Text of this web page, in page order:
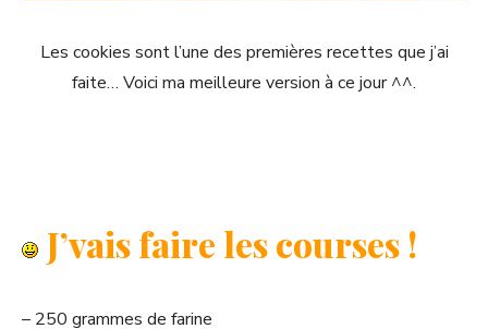
Les cookies sont l’une des premières recettes que j’ai
faite… Voici ma meilleure version à ce jour ^^.
J’vais faire les courses !
– 250 grammes de farine